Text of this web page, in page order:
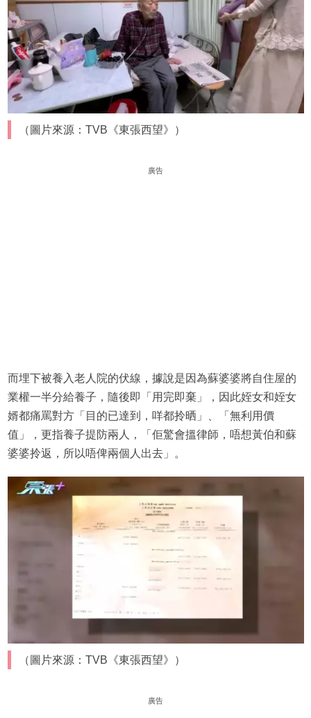
（圖片來源：TVB《東張西望》）
廣告
而埋下被養入老人院的伏線，據說是因為蘇婆婆將自住屋的
業權一半分給養子，隨後即「用完即棄」，因此姪女和姪女
婿都痛罵對方「目的已達到，咩都拎晒」、「無利用價
值」，更指養子提防兩人，「佢驚會搵律師，唔想黃伯和蘇
婆婆拎返，所以唔俾兩個人出去」。
（圖片來源：TVB《東張西望》）
廣告